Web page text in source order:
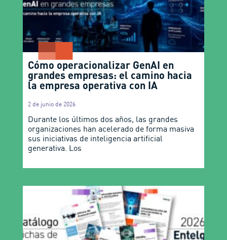
Cómo operacionalizar GenAI en
grandes empresas: el camino hacia
la empresa operativa con IA
2 de junio de 2026
Durante los últimos dos años, las grandes
organizaciones han acelerado de forma masiva
sus iniciativas de inteligencia artificial
generativa. Los